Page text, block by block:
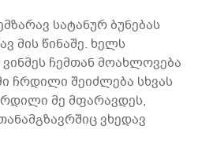
სატანურ ბუნებას
მის წინაშე. ხელს
ჩემთან მოახლოვება
ჩრდილი შეიძლება სხვას
მე მფარავდეს,
ვხედავ